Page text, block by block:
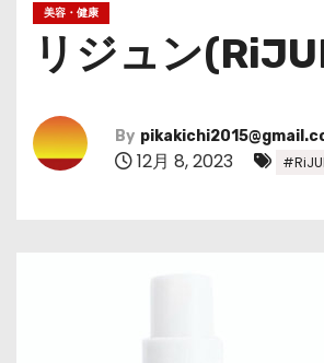
美容・健康
リジュン
By
12月 8, 2023